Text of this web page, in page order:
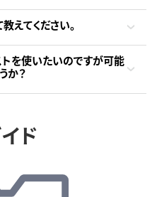
えてください。
を使いたいのですが可能
か？
ド